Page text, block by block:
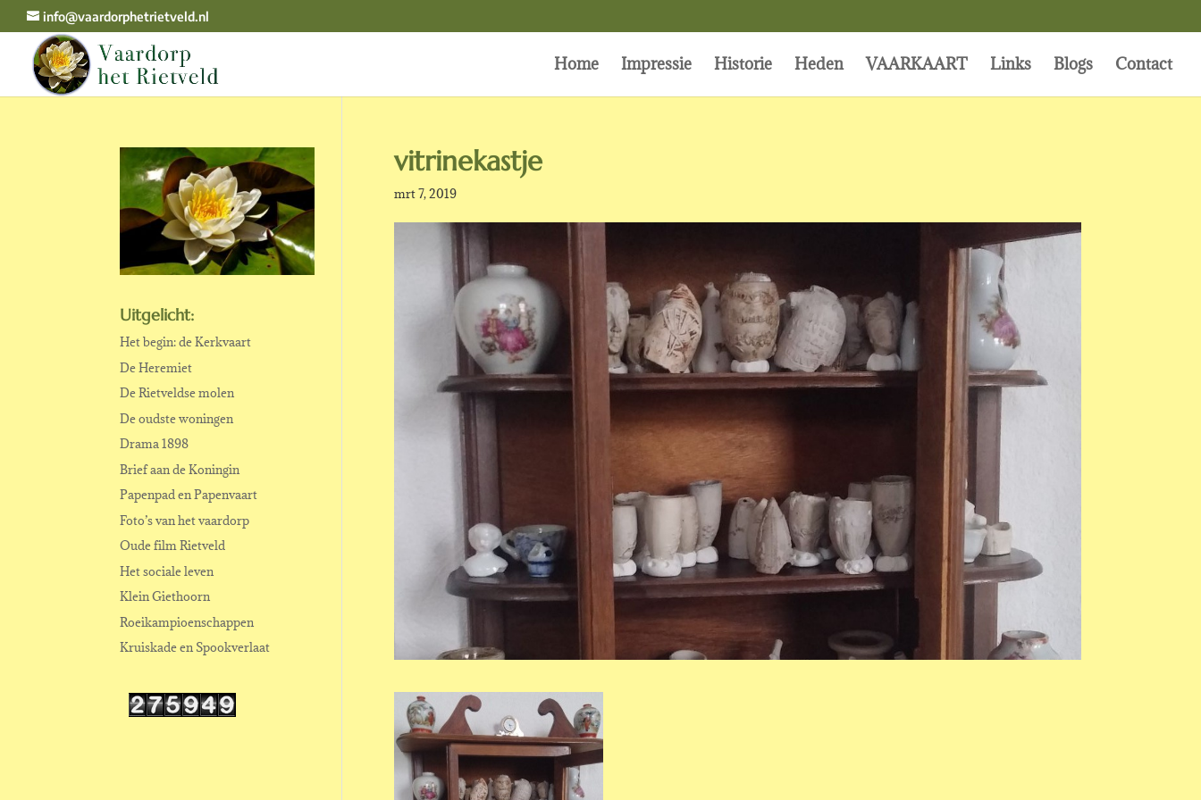
info@vaardorphetrietveld.nl
Home Impressie Historie Heden VAARKAART Links Blogs Contact
vitrinekastje
mrt 7, 2019
Uitgelicht:
Het begin: de Kerkvaart
De Heremiet
De Rietveldse molen
De oudste woningen
Drama 1898
Brief aan de Koningin
Papenpad en Papenvaart
Foto’s van het vaardorp
Oude film Rietveld
Het sociale leven
Klein Giethoorn
Roeikampioenschappen
Kruiskade en Spookverlaat